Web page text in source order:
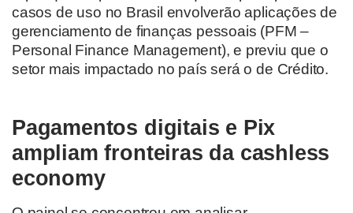
casos de uso no Brasil envolverão aplicações de
gerenciamento de finanças pessoais (PFM –
Personal Finance Management), e previu que o
setor mais impactado no país será o de Crédito.
Pagamentos digitais e Pix
ampliam fronteiras da cashless
economy